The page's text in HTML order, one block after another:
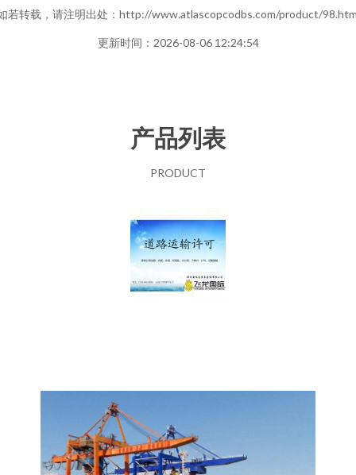
若转载，请注明出处：http://www.atlascopcodbs.com/product/
更新时间：2026-08-06 12:24:54
产品列表
PRODUCT